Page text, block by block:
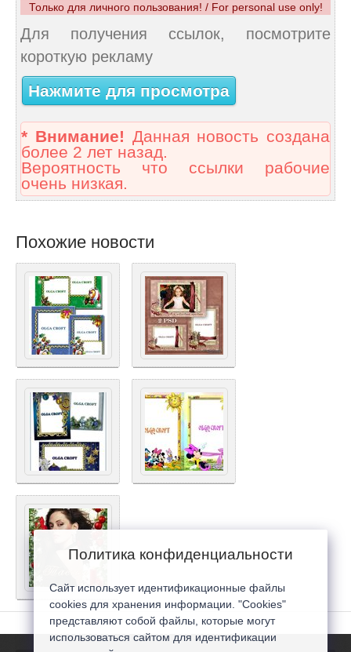
Только для личного пользования! / For personal use only!
Для получения ссылок, посмотрите
короткую рекламу
Нажмите для просмотра
* Внимание! Данная новость создана
более 2 лет назад.
Вероятность что ссылки рабочие
очень низкая.
Похожие новости
Политика конфиденциальности
Сайт использует идентификационные файлы
cookies для хранения информации. "Cookies"
представляют собой файлы, которые могут
использоваться сайтом для идентификации